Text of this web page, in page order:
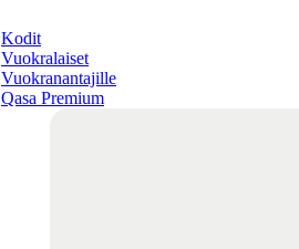
Kodit
Vuokralaiset
Vuokranantajille
Qasa Premium